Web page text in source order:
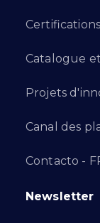
Certifications
Catalogue
Projets
Canal des
Contacto -
Newsletter